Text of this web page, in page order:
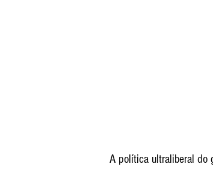
A política ultraliberal do